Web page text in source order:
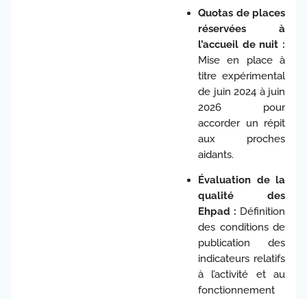
Quotas de places
réservées à
l’accueil de nuit :
Mise en place à
titre expérimental
de juin 2024 à juin
2026 pour
accorder un répit
aux proches
aidants.
Évaluation de la
qualité des
Ehpad : Définition
des conditions de
publication des
indicateurs relatifs
à l’activité et au
fonctionnement